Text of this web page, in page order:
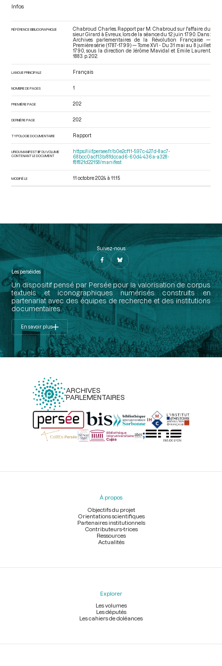
Infos
RÉFÉRENCE BIBLIOGRAPHIQUE
Chabroud Charles. Rapport par M. Chabroud sur l'affaire du
sieur Girard à Evreux, lors de la séance du 12 juin 1790. Dans :
Archives parlementaires de la Révolution Française —
Première série (1787-1799) — Tome XVI - Du 31 mai au 8 juillet
1790 , sous la direction de Jérôme Mavidal et Emile Laurent.
1883. p. 202.
LANGUE PRINCIPALE Français
NOMBRE DE PAGES 1
PREMIÈRE PAGE 202
DERNIÈRE PAGE 202
TYPOLOGIE DOCUMENTAIRE Rapport
URI DU MANIFEST IIIF DU VOLUME
CONTENANT LE DOCUMENT
https://iiif.persee.fr/b0e2cf11-597c-427d-8ac7-
68bcc0acf13b/8fdccad6-60d4-436a-a328-
f8f821d22158/manifest
MODIFIÉ LE 11 octobre 2024 à 11:15
Suivez-nous
Les perséides
Un dispositif pensé par Persée pour la valorisation de corpus
textuels et iconographiques numérisés construits en
partenariat avec des équipes de recherche et des institutions
documentaires.
En savoir plus
ARCHIVES
PARLEMENTAIRES
Menu
À propos
Objectifs du projet
Orientations scientifiques
Partenaires institutionnels
Contributeurs-trices
Ressources
Actualités
Explorer
Les volumes
Les députés
Les cahiers de doléances